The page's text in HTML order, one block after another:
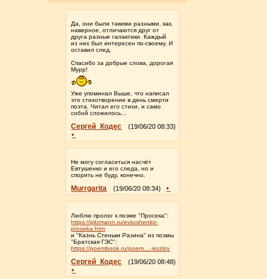
Да, они были такими разными, как,
наверное, отличаются друг от
друга разные галактики. Каждый
из них был интересен по-своему. И
оставил след.
Спасибо за добрые слова, дорогая
Мурр!
Уже упоминал Выше, что написал
это стихотворение в день смерти
поэта. Читал его стихи, и само
собой сложилось...
Сергей_Кодес (19/06/20 08:33)
•
Не могу согласиться насчёт
Евтушенко и его следа, но и
спорить не буду, конечно.
Murrgarita (19/06/20 08:34) •
Люблю пролог к поэме "Просека":
https://pitzmann.ru/evtushenko-
proseka.htm
и "Казнь Стеньки Разина" из поэмы
"Братская ГЭС":
https://poembook.ru/poem....-kozlov
Сергей_Кодес (19/06/20 08:48)
•